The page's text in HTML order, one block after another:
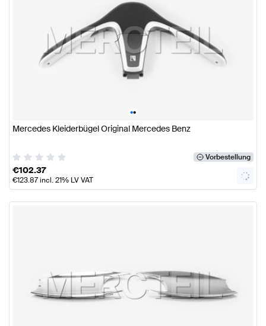
••
Mercedes Kleiderbügel Original Mercedes Benz
Vorbestellung
€102.37
€123.87incl. 21% LV VAT